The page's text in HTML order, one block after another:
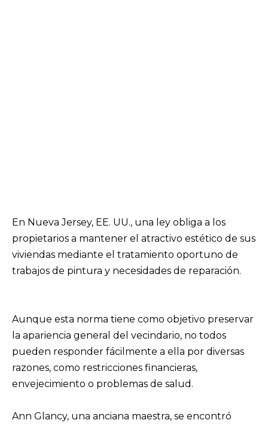
En Nueva Jersey, EE. UU., una ley obliga a los
propietarios a mantener el atractivo estético de sus
viviendas mediante el tratamiento oportuno de
trabajos de pintura y necesidades de reparación.
Aunque esta norma tiene como objetivo preservar
la apariencia general del vecindario, no todos
pueden responder fácilmente a ella por diversas
razones, como restricciones financieras,
envejecimiento o problemas de salud.
Ann Glancy, una anciana maestra, se encontró